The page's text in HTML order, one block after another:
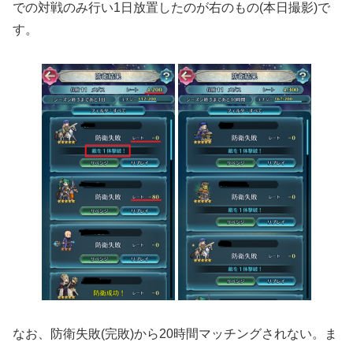
での対戦のみ行い1日放置したのが右のもの(本日撮影)で
す。
なお、防衛失敗(完敗)から20時間マッチングされない。ま